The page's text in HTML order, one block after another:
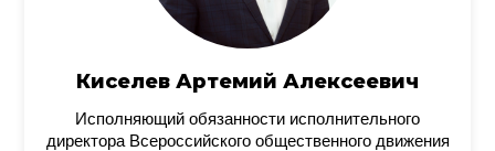
Киселев Артемий Алексеевич
Исполняющий обязанности исполнительного
директора Всероссийского общественного движения